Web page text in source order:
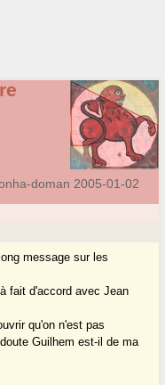
doman 2005-01-02
message sur les
fait d'accord avec Jean
qu'on n'est pas
Guilhem est-il de ma